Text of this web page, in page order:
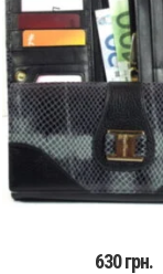
630 грн.